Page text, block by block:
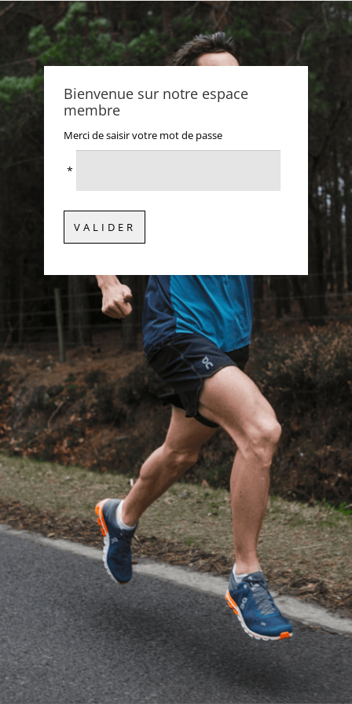
Bienvenue sur notre espace
membre
Merci de saisir votre mot de passe
*